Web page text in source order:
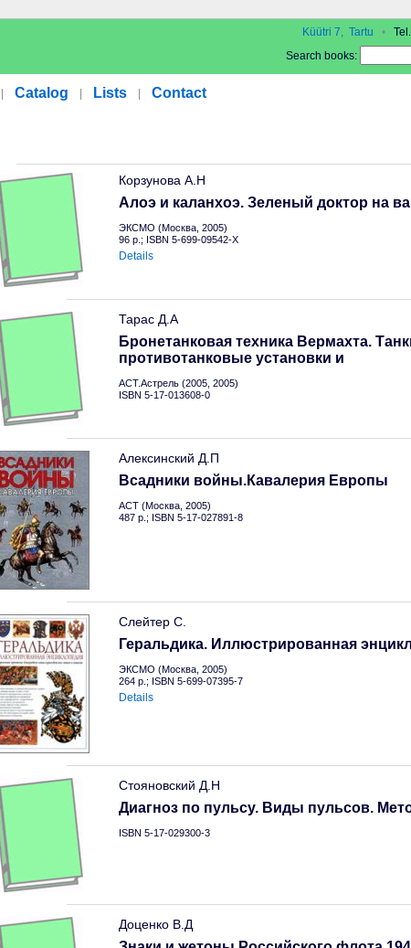
Küütri 7, Tartu •
Search books:
Catalog Lists Contact
Корзунова А.Н
Алоэ и каланхоэ. Зеленый доктор на
ЭКСМО (Москва, 2005)
96 p.; ISBN 5-699-09542-X
Details
Тарас Д.А
Бронетанковая техника Вермахта.
противотанковые установки и
АСТ.Астрель (2005, 2005)
ISBN 5-17-013608-0
Алексинский Д.П
Всадники войны.Кавалерия Европы
АСТ (Москва, 2005)
487 p.; ISBN 5-17-027891-8
Слейтер С.
Геральдика. Иллюстрированная
ЭКСМО (Москва, 2005)
264 p.; ISBN 5-699-07395-7
Details
Стояновский Д.Н
Диагноз по пульсу. Виды пульсов.
ISBN 5-17-029300-3
Доценко В.Д